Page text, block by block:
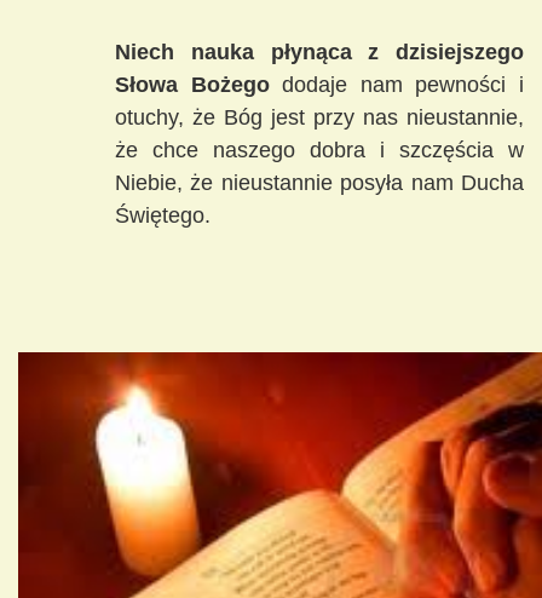
Niech nauka płynąca z dzisiejszego
Słowa Bożegododaje nam pewności i
otuchy, że Bóg jest przy nas nieustannie,
że chce naszego dobra i szczęścia w
Niebie, że nieustannie posyła nam Ducha
Świętego.